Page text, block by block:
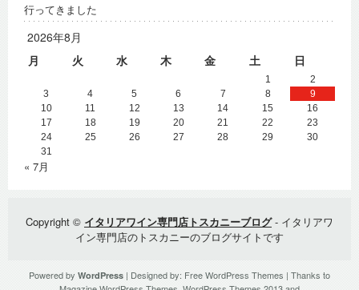
行ってきました
2026年8月
月
火 水 木 金 土 日
1
2
3
4 5 6 7 8
9
10
11 12 13 14 15
16
17
18 19 20 21 22
23
24
25 26 27 28 29
30
31
« 7月
Copyright © イタリアワイン専門店トスカニーブログ- イタリアワ
イン専門店のトスカニーのブログサイトです
Powered byWordPress| Designed by:Free WordPress Themes| Thanks to